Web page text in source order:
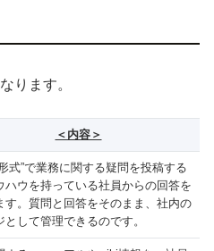
ります。
＜内容＞
式”で業務に関する疑問を投稿する
ハウを持っている社員からの回答を
す。質問と回答をそのまま、社内の
として管理できるのです。